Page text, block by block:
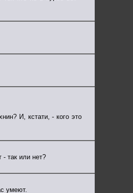
И, кстати, - кого это
- так или нет?
умеют.